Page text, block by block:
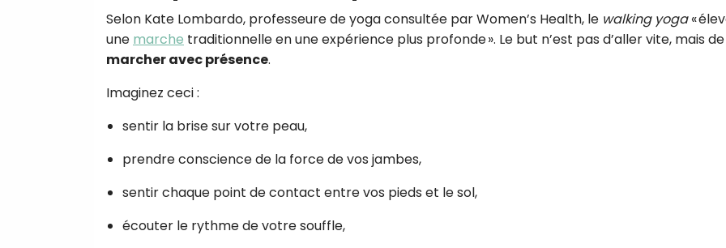
Selon Kate Lombardo, professeure de yoga consultée par Women’s Health, le walking yoga«
une marche traditionnelle en une expérience plus profonde ». Le but n’est pas d’aller vite, mais de
marcher avec présence.
Imaginez ceci :
sentir la brise sur votre peau,
prendre conscience de la force de vos jambes,
sentir chaque point de contact entre vos pieds et le sol,
écouter le rythme de votre souffle,